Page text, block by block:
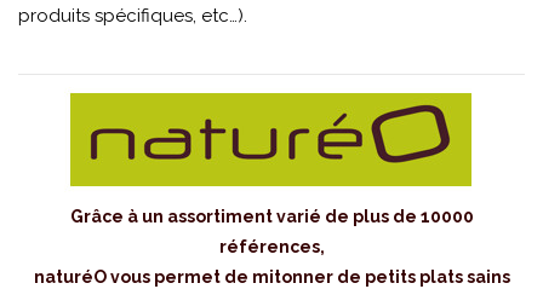
produits spécifiques, etc…).
Grâce à un assortiment varié de plus de 10000
références,
naturéO vous permet de mitonner de petits plats sains